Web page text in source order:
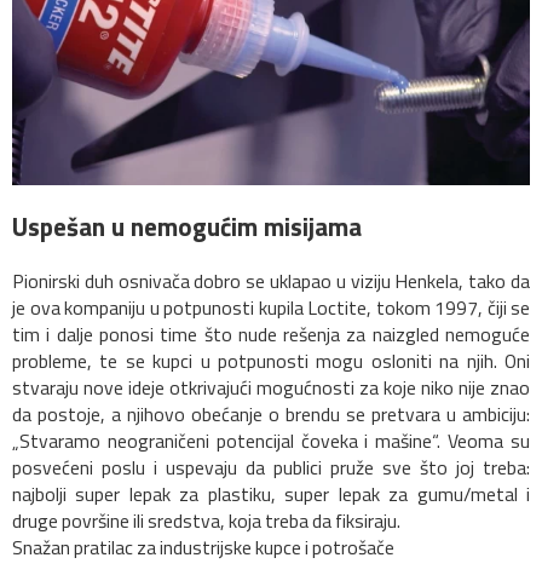
Uspešan u nemogućim misijama
Pionirski duh osnivača dobro se uklapao u viziju Henkela, tako da
je ova kompaniju u potpunosti kupila Loctite, tokom 1997, čiji se
tim i dalje ponosi time što nude rešenja za naizgled nemoguće
probleme, te se kupci u potpunosti mogu osloniti na njih. Oni
stvaraju nove ideje otkrivajući mogućnosti za koje niko nije znao
da postoje, a njihovo obećanje o brendu se pretvara u ambiciju:
„Stvaramo neograničeni potencijal čoveka i mašine“. Veoma su
posvećeni poslu i uspevaju da publici pruže sve što joj treba:
najbolji super lepak za plastiku, super lepak za gumu/metal i
druge površine ili sredstva, koja treba da fiksiraju.
Snažan pratilac za industrijske kupce i potrošače